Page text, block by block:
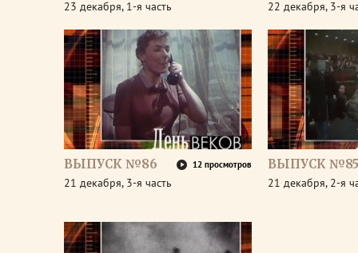
23 декабря, 1-я часть 22 декабря, 3-я
ВЫПУСК №86 12 просмотров
21 декабря, 3-я часть
ВЫПУСК №85
21 декабря, 2-я